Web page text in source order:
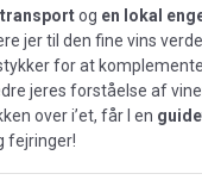
og en lokal
jer til den fine vins
for at
jeres forståelse af
over i’et, får I en
fejringer!